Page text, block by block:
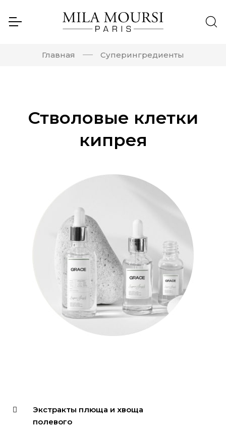
Главная Cуперингредиенты
Стволовые клетки
кипрея
Экстракты плюща и хвоща
полевого